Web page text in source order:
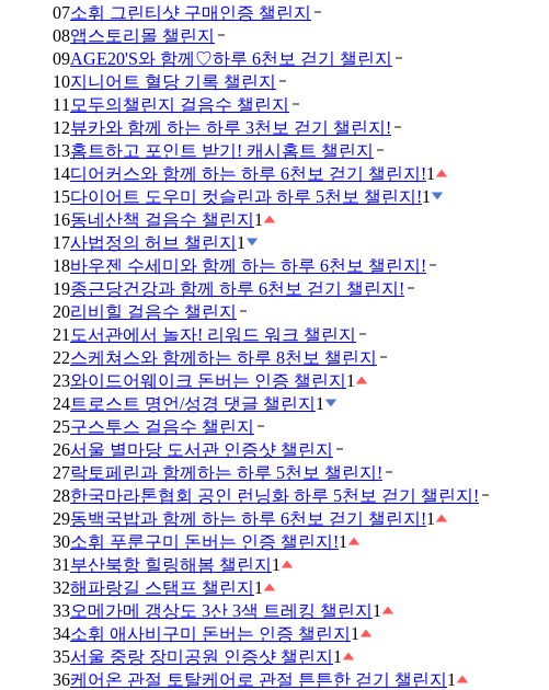
07소휘 그린티샷 구매인증 챌린지
08앱스토리몰 챌린지
09AGE20'S와 함께♡하루 6천보 걷기 챌린지
10지니어트 혈당 기록 챌린지
11 모두의챌린지 걸음수 챌린지
12뷰카와 함께 하는 하루 3천보 걷기 챌린지!
13홈트하고 포인트 받기! 캐시홈트 챌린지
14디어커스와 함께 하는 하루 6천보 걷기 챌린지!1
15다이어트 도우미 컷슬린과 하루 5천보 챌린지!1
16동네산책 걸음수 챌린지 1
17사법정의 허브 챌린지 1
18바우젠 수세미와 함께 하는 하루 6천보 챌린지!
19종근당건강과 함께 하루 6천보 걷기 챌린지!
20리비힐 걸음수 챌린지
21 도서관에서 놀자! 리워드 워크 챌린지
22스케쳐스와 함께하는 하루 8천보 챌린지
23와이드어웨이크 돈버는 인증 챌린지 1
24트로스트 명언/성경 댓글 챌린지 1
25구스투스 걸음수 챌린지
26서울 별마당 도서관 인증샷 챌린지
27락토페린과 함께하는 하루 5천보 챌린지!
28한국마라톤협회 공인 런닝화 하루 5천보 걷기 챌린지!
29동백국밥과 함께 하는 하루 6천보 걷기 챌린지!1
30소휘 푸룬구미 돈버는 인증 챌린지!1
31 부산북항 힐링해봄 챌린지 1
32해파랑길 스탬프 챌린지 1
33오메가메 갱상도 3산 3색 트레킹 챌린지 1
34소휘 애사비구미 돈버는 인증 챌린지 1
35서울 중랑 장미공원 인증샷 챌린지 1
36케어온 관절 토탈케어로 관절 튼튼한 걷기 챌린지 1